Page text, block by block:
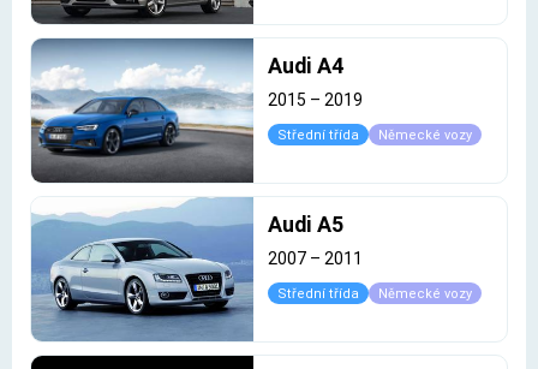
Audi A4
2015 – 2019
Střední třída Německé vozy
Audi A5
2007 – 2011
Střední třída Německé vozy